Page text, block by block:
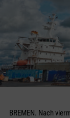
BREMEN. Nach